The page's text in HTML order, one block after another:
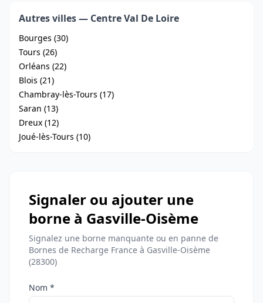
Autres villes — Centre Val De Loire
Bourges (30)
Tours (26)
Orléans (22)
Blois (21)
Chambray-lès-Tours (17)
Saran (13)
Dreux (12)
Joué-lès-Tours (10)
Signaler ou ajouter une
borne à Gasville-Oisème
Signalez une borne manquante ou en panne de
Bornes de Recharge France à Gasville-Oisème
(28300)
Nom *